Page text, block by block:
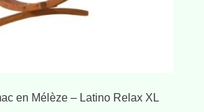
en Mélèze – Latino Relax XL